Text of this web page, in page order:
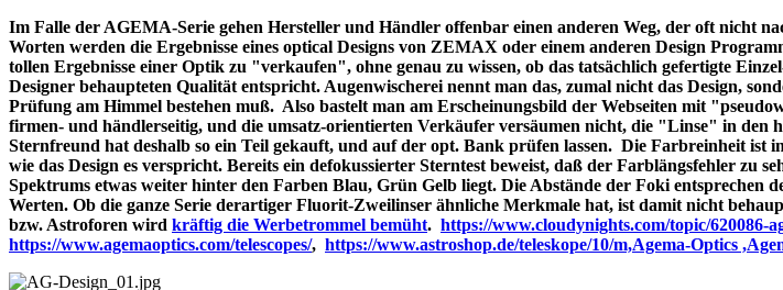
Im Falle der AGEMA-Serie gehen Hersteller und Händler offenbar einen anderen Weg, der oft nicht
Worten werden die Ergebnisse eines optical Designs von ZEMAX oder einem anderen Design
tollen Ergebnisse einer Optik zu "verkaufen", ohne genau zu wissen, ob das tatsächlich gefertigte
Designer behaupteten Qualität entspricht. Augenwischerei nennt man das, zumal nicht das Design,
Prüfung am Himmel bestehen muß. Also bastelt man am Erscheinungsbild der Webseiten mit
firmen- und händlerseitig, und die umsatz-orientierten Verkäufer versäumen nicht, die "Linse" in den
Sternfreund hat deshalb so ein Teil gekauft, und auf der opt. Bank prüfen lassen. Die Farbreinheit ist
wie das Design es verspricht. Bereits ein defokussierter Sterntest beweist, daß der Farblängsfehler zu
Spektrums etwas weiter hinter den Farben Blau, Grün Gelb liegt. Die Abstände der Foki entsprechen
Werten. Ob die ganze Serie derartiger Fluorit-Zweilinser ähnliche Merkmale hat, ist damit nicht
bzw. Astroforen wird kräftig die Werbetrommel bemüht. https://www.cloudynights.com/topic/620086-
https://www.agemaoptics.com/telescopes/, https://www.astroshop.de/teleskope/10/m,Agema-Optics